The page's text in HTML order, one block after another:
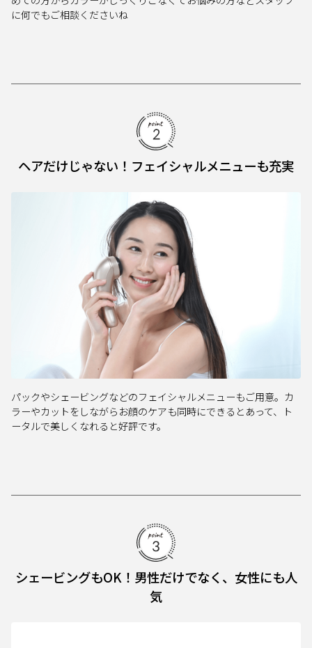
に何でもご相談くださいね
ヘアだけじゃない！フェイシャルメニューも充実
パックやシェービングなどのフェイシャルメニューもご用意。カ
ラーやカットをしながらお顔のケアも同時にできるとあって、ト
ータルで美しくなれると好評です。
シェービングもOK！男性だけでなく、女性にも人
気